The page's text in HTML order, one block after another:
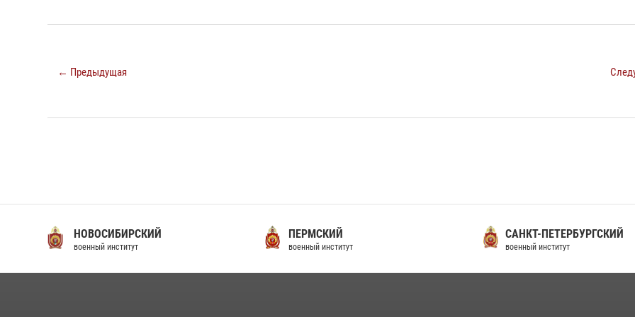
← Предыдущая
НОВОСИБИРСКИЙ
военный институт
ПЕРМСКИЙ
военный институт
САНКТ-ПЕТЕРБУРГСКИЙ
военный институт